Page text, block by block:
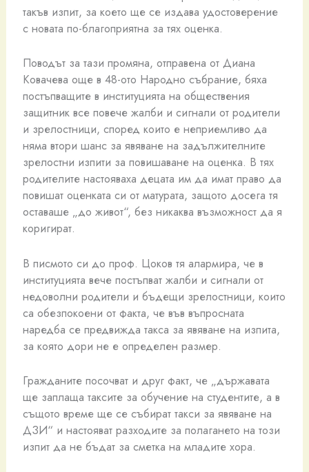
такъв изпит, за което ще се издава удостоверение
с новата по-благоприятна за тях оценка.
Поводът за тази промяна, отправена от Диана
Ковачева още в 48-ото Народно събрание, бяха
постъпващите в институцията на обществения
защитник все повече жалби и сигнали от родители
и зрелостници, според които е неприемливо да
няма втори шанс за явяване на задължителните
зрелостни изпити за повишаване на оценка. В тях
родителите настояваха децата им да имат право да
повишат оценката си от матурата, защото досега тя
оставаше „до живот“, без никаква възможност да я
коригират.
В писмото си до проф. Цоков тя алармира, че в
институцията вече постъпват жалби и сигнали от
недоволни родители и бъдещи зрелостници, които
са обезпокоени от факта, че във въпросната
наредба се предвижда такса за явяване на изпита,
за която дори не е определен размер.
Гражданите посочват и друг факт, че „държавата
ще заплаща таксите за обучение на студентите, а в
същото време ще се събират такси за явяване на
ДЗИ“ и настояват разходите за полагането на този
изпит да не бъдат за сметка на младите хора.